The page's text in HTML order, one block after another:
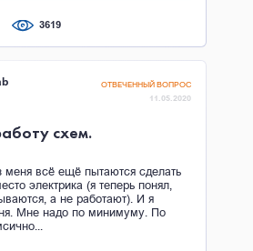
3619
ОТВЕЧЕННЫЙ ВОПРОС
11.05.2020
схем.
меня всё ещё пытаются сделать
электрика (я теперь понял,
а не работают). И я
Мне надо по минимуму. По